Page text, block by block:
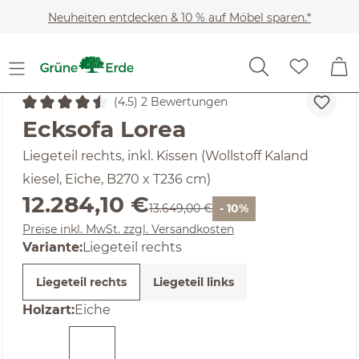
Zum Hauptinhalt springen
Neuheiten entdecken & 10 % auf Möbel sparen.*
Durchschnittliche Bewertung von 4.5 von 5 Sternen
(4.5) 2 Bewertungen
Ecksofa Lorea
Liegeteil rechts, inkl. Kissen (Wollstoff Kaland
kiesel, Eiche, B270 x T236 cm)
Verkaufspreis:
12.284,10 €Regulärer Preis:
13.649,00 € - 10%
Preise inkl. MwSt. zzgl. Versandkosten
Variante:Liegeteil rechts
Liegeteil rechts Liegeteil links
Holzartauswählen
:Eiche